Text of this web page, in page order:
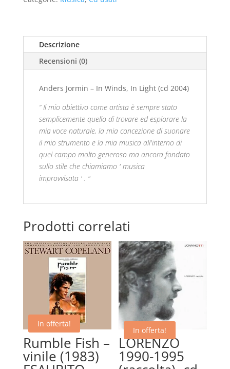
(cd
2004)
usato
Descrizione
Recensioni (0)
Anders Jormin – In Winds, In Light (cd 2004)
“Il mio obiettivo come artista è sempre stato
semplicemente quello di trovare ed esplorare la
mia voce naturale, la mia concezione di suonare
il mio strumento e la mia musica all'interno di
quel campo molto generoso ma ancora fondato
sullo stile che chiamiamo ' musica
improvvisata ' . "
Prodotti correlati
In offerta!
Rumble Fish –
vinile (1983)
In offerta!
LORENZO
1990-1995